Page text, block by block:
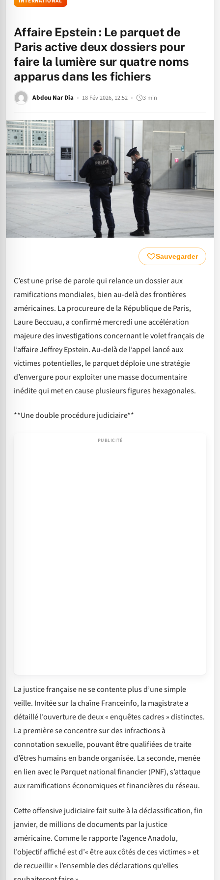
Affaire Epstein : Le parquet de
Paris active deux dossiers pour
faire la lumière sur quatre noms
apparus dans les fichiers
Abdou Nar Dia 18 Fév 2026, 12:52 3 min
Sauvegarder
C’est une prise de parole qui relance un dossier aux
ramifications mondiales, bien au-delà des frontières
américaines. La procureure de la République de Paris,
Laure Beccuau, a confirmé mercredi une accélération
majeure des investigations concernant le volet français de
l’affaire Jeffrey Epstein. Au-delà de l’appel lancé aux
victimes potentielles, le parquet déploie une stratégie
d’envergure pour exploiter une masse documentaire
inédite qui met en cause plusieurs figures hexagonales.
**Une double procédure judiciaire**
La justice française ne se contente plus d’une simple
veille. Invitée sur la chaîne Franceinfo, la magistrate a
détaillé l’ouverture de deux « enquêtes cadres » distinctes.
La première se concentre sur des infractions à
connotation sexuelle, pouvant être qualifiées de traite
d’êtres humains en bande organisée. La seconde, menée
en lien avec le Parquet national financier (PNF), s’attaque
aux ramifications économiques et financières du réseau.
Cette offensive judiciaire fait suite à la déclassification, fin
janvier, de millions de documents par la justice
américaine. Comme le rapporte l’agence Anadolu,
l’objectif affiché est d’« être aux côtés de ces victimes » et
de recueillir « l’ensemble des déclarations qu’elles